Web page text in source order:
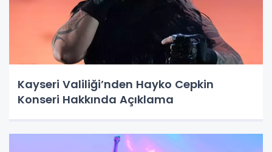
Kayseri Valiliği’nden Hayko Cepkin
Konseri Hakkında Açıklama